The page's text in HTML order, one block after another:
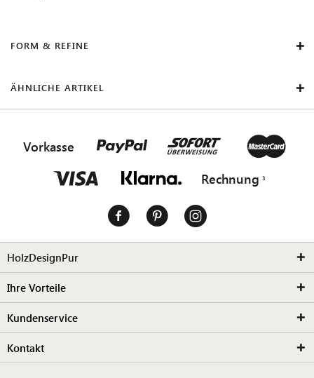
FORM & REFINE
ÄHNLICHE ARTIKEL
Vorkasse
Rechnung
HolzDesignPur
Ihre Vorteile
Kundenservice
Kontakt